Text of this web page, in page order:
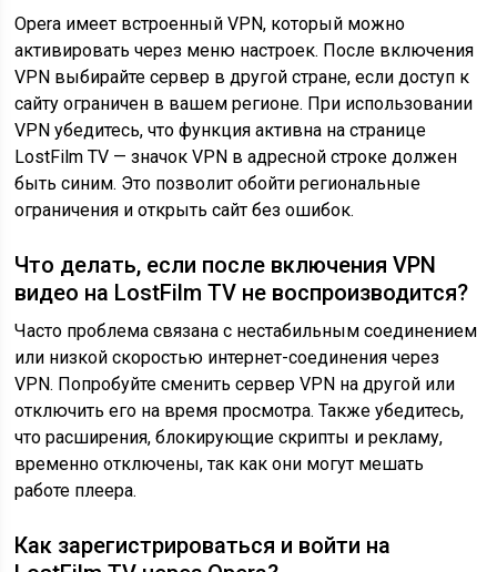
Opera имеет встроенный VPN, который можно
активировать через меню настроек. После включения
VPN выбирайте сервер в другой стране, если доступ к
сайту ограничен в вашем регионе. При использовании
VPN убедитесь, что функция активна на странице
LostFilm TV — значок VPN в адресной строке должен
быть синим. Это позволит обойти региональные
ограничения и открыть сайт без ошибок.
Что делать, если после включения VPN
видео на LostFilm TV не воспроизводится?
Часто проблема связана с нестабильным соединением
или низкой скоростью интернет-соединения через
VPN. Попробуйте сменить сервер VPN на другой или
отключить его на время просмотра. Также убедитесь,
что расширения, блокирующие скрипты и рекламу,
временно отключены, так как они могут мешать
работе плеера.
Как зарегистрироваться и войти на